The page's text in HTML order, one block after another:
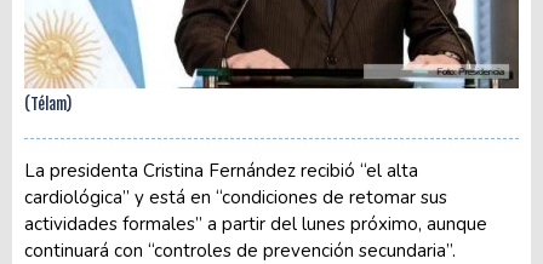
(Télam)
La presidenta Cristina Fernández recibió “el alta
cardiológica” y está en “condiciones de retomar sus
actividades formales” a partir del lunes próximo, aunque
continuará con “controles de prevención secundaria”.